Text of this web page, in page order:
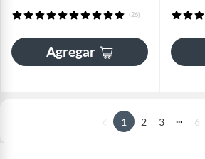
(26)
Agregar
1 2 3 6